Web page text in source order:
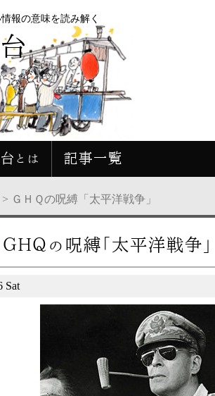
報の意味を読み解く
とは 記事一覧
> ＧＨＱの呪縛「太平洋戦争」
ＧＨＱの呪縛「太平洋戦争」
Sat